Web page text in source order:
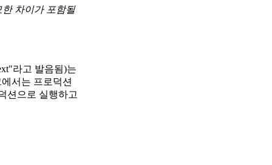
차이가 포함될
라고 발음됨)는
서는 프로덕션
션으로 실행하고